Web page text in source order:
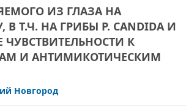
ИЗ ГЛАЗА НА
Т.Ч. НА ГРИБЫ Р. CANDIDA И
ЧУВСТВИТЕЛЬНОСТИ К
И АНТИМИКОТИЧЕСКИМ
Новгород